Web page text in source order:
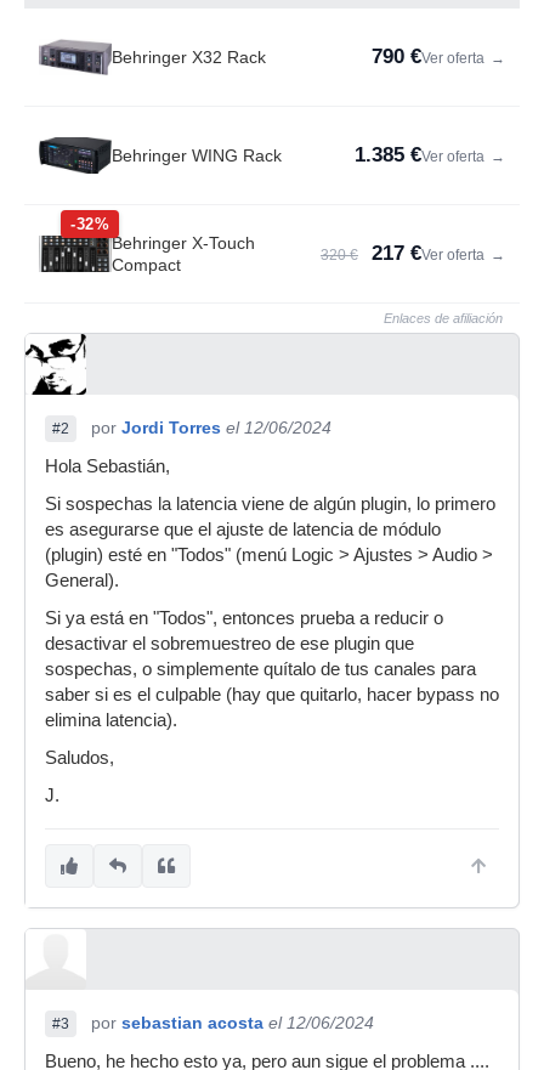
Behringer X32 Rack 790 €Ver oferta →
Behringer WING Rack 1.385 €Ver oferta →
-32%
Behringer X-Touch
Compact
320 € 217 €Ver oferta →
Enlaces de afiliación
#2 por Jordi Torres el 12/06/2024
Hola Sebastián,
Si sospechas la latencia viene de algún plugin, lo primero
es asegurarse que el ajuste de latencia de módulo
(plugin) esté en "Todos" (menú Logic > Ajustes > Audio >
General).
Si ya está en "Todos", entonces prueba a reducir o
desactivar el sobremuestreo de ese plugin que
sospechas, o simplemente quítalo de tus canales para
saber si es el culpable (hay que quitarlo, hacer bypass no
elimina latencia).
Saludos,
J.
#3 por sebastian acosta el 12/06/2024
Bueno, he hecho esto ya, pero aun sigue el problema ....